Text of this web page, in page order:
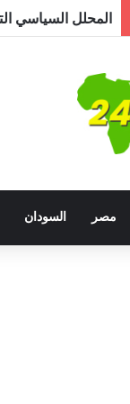
مصر السودان